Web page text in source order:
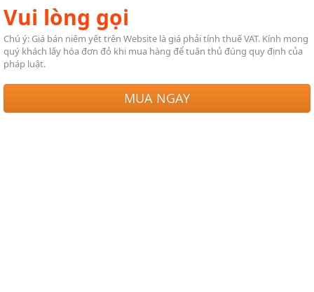
Vui lòng gọi
Chú ý: Giá bán niêm yết trên Website là giá phải tính thuế VAT. Kính mong
quý khách lấy hóa đơn đỏ khi mua hàng để tuân thủ đúng quy định của
pháp luật.
MUA NGAY